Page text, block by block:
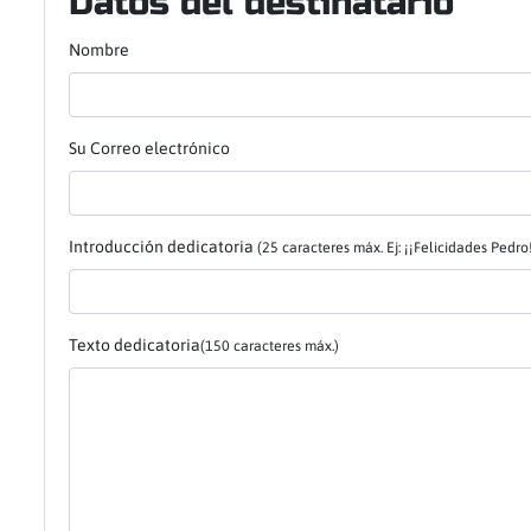
Nombre
Su Correo electrónico
Introducción dedicatoria (25 caracteres máx. Ej: ¡¡Felicidades
Texto dedicatoria(150 caracteres máx.)